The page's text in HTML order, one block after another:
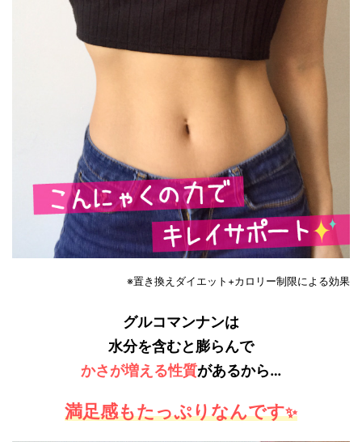
※置き換えダイエット+カロリー制限による効果
グルコマンナンは
水分を含むと膨らんで
かさが増える性質があるから…
満足感もたっぷりなんです✨